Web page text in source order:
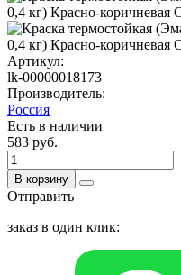
Артикул:
lk-00000018173
Производитель:
Россия
Есть в наличии
583 руб.
В корзину
Отправить
заказ в один клик: